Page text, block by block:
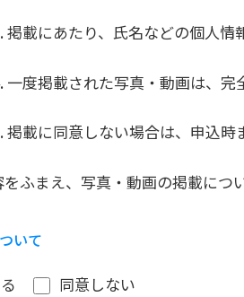
掲載にあたり、氏名などの個人情
一度掲載された写真・動画は、完
掲載に同意しない場合は、申込時
をふまえ、写真・動画の掲載につ
いて
同意しない